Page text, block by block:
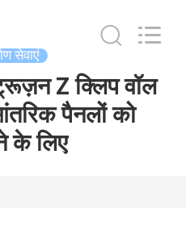
सेवाएं
Z क्लिप वॉल
पैनलों को
के लिए